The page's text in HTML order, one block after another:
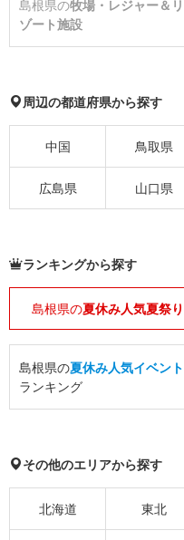
島根県の牧場・レジャー＆リ
ゾート施設
周辺の都道府県から探す
中国 鳥取県
広島県 山口県
ランキングから探す
島根県の夏休み人気夏祭り
島根県の夏休み人気イベント
ランキング
その他のエリアから探す
北海道 東北